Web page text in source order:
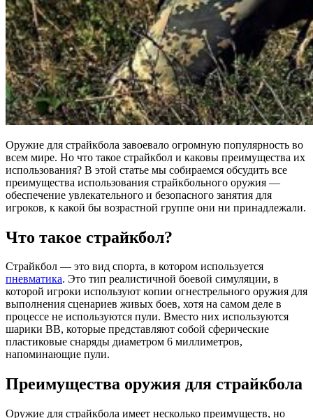
Оружие для страйкбола завоевало огромную популярность во
всем мире. Но что такое страйкбол и каковы преимущества их
использования? В этой статье мы собираемся обсудить все
преимущества использования страйкбольного оружия —
обеспечение увлекательного и безопасного занятия для
игроков, к какой бы возрастной группе они ни принадлежали.
Что такое страйкбол?
Страйкбол — это вид спорта, в котором используется
пневматика. Это тип реалистичной боевой симуляции, в
которой игроки используют копии огнестрельного оружия для
выполнения сценариев живых боев, хотя на самом деле в
процессе не используются пули. Вместо них используются
шарики BB, которые представляют собой сферические
пластиковые снаряды диаметром 6 миллиметров,
напоминающие пули.
Преимущества оружия для страйкбола
Оружие для страйкбола имеет несколько преимуществ, но